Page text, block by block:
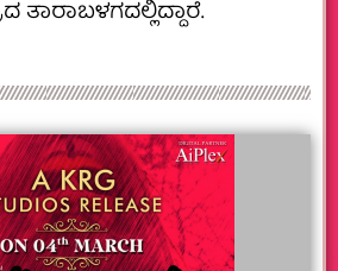
ತಾರಾಬಳಗದಲ್ಲಿದ್ದಾರೆ‌.